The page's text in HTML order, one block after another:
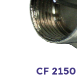
CF 2150